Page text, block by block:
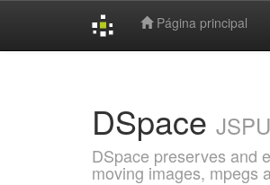
Página principal
DSpace
DSpace preserves and
moving images, mpegs